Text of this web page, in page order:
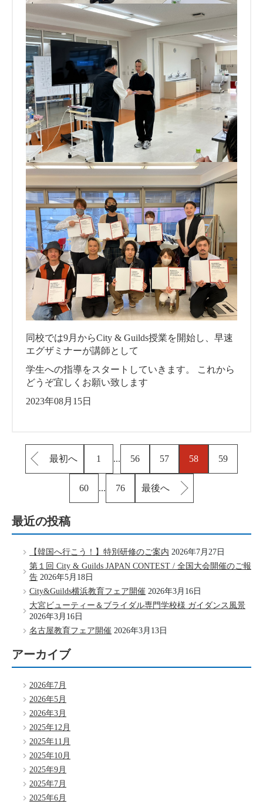
同校では9月からCity & Guilds授業を開始し、早速
エグザミナーが講師として
学生への指導をスタートしていきます。 これから
どうぞ宜しくお願い致します
2023年08月15日
最初へ 1 ... 56 57 58 59
60 ... 76 最後へ
最近の投稿
【韓国へ行こう！】特別研修のご案内 2026年7月27日
第１回 City & Guilds JAPAN CONTEST / 全国大会開催のご報
告 2026年5月18日
City&Guilds横浜教育フェア開催 2026年3月16日
大宮ビューティー＆ブライダル専門学校様 ガイダンス風景
2026年3月16日
名古屋教育フェア開催 2026年3月13日
アーカイブ
2026年7月
2026年5月
2026年3月
2025年12月
2025年11月
2025年10月
2025年9月
2025年7月
2025年6月